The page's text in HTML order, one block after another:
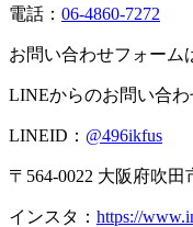
電話： 06-4860-7272
お問い合わせフォーム
LINEからのお問い合わ
LINEID： @496ikfus
〒564-0022 大阪府吹
インスタ： https://